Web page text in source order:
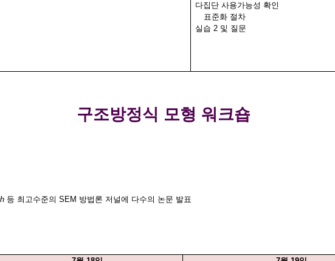
다집단 사용가능성 확인
표준화 절차
실습 2 및 질문
구조방정식 모형 워크숍
등 최고수준의 SEM 방법론 저널에 다수의 논문 발표